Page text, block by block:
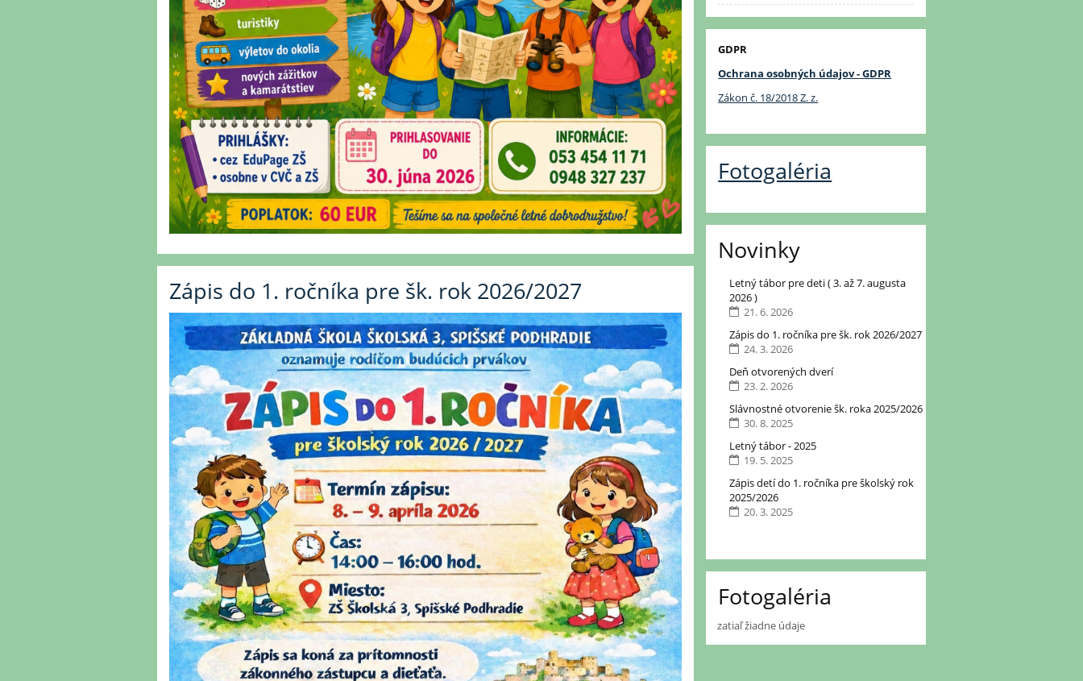
Zápis do 1. ročníka pre šk. rok 2026/2027
GDPR
Ochrana osobných údajov - GDPR
Zákon č. 18/2018 Z. z.
Fotogaléria
Novinky
Letný tábor pre deti ( 3. až 7. augusta
2026 )
21. 6. 2026
Zápis do 1. ročníka pre šk. rok 2026/2027
24. 3. 2026
Deň otvorených dverí
23. 2. 2026
Slávnostné otvorenie šk. roka 2025/2026
30. 8. 2025
Letný tábor - 2025
19. 5. 2025
Zápis detí do 1. ročníka pre školský rok
2025/2026
20. 3. 2025
Fotogaléria
zatiaľ žiadne údaje